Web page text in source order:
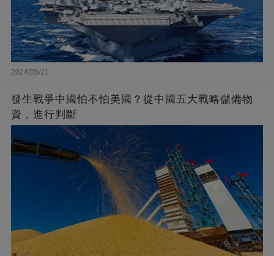
2024/05/21
發生戰爭中國怕不怕美國？從中國五大戰略儲備物
資，進行判斷